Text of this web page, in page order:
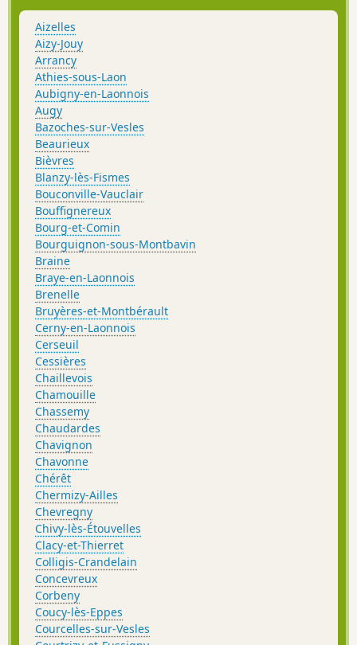
Aizelles
Aizy-Jouy
Arrancy
Athies-sous-Laon
Aubigny-en-Laonnois
Augy
Bazoches-sur-Vesles
Beaurieux
Bièvres
Blanzy-lès-Fismes
Bouconville-Vauclair
Bouffignereux
Bourg-et-Comin
Bourguignon-sous-Montbavin
Braine
Braye-en-Laonnois
Brenelle
Bruyères-et-Montbérault
Cerny-en-Laonnois
Cerseuil
Cessières
Chaillevois
Chamouille
Chassemy
Chaudardes
Chavignon
Chavonne
Chérêt
Chermizy-Ailles
Chevregny
Chivy-lès-Étouvelles
Clacy-et-Thierret
Colligis-Crandelain
Concevreux
Corbeny
Coucy-lès-Eppes
Courcelles-sur-Vesles